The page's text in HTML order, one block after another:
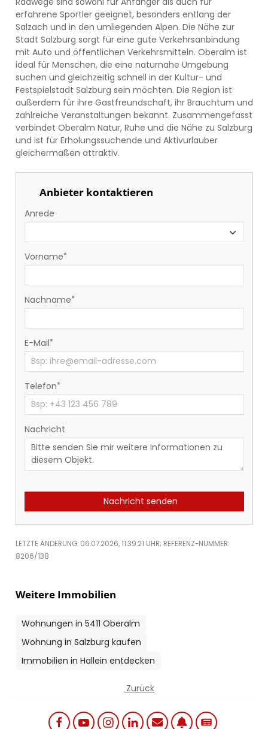
erfahrene Sportler geeignet, besonders entlang der
Salzach und in den umliegenden Alpen. Die Nähe zur
Stadt Salzburg sorgt für eine gute Verkehrsanbindung
mit Auto und öffentlichen Verkehrsmitteln. Oberalm ist
ideal für Menschen, die eine naturnahe Umgebung
suchen und gleichzeitig schnell in der Kultur- und
Festspielstadt Salzburg sein möchten. Die Region ist
außerdem für ihre Gastfreundschaft, ihr Brauchtum und
zahlreiche Veranstaltungen bekannt. Zusammengefasst
verbindet Oberalm Natur, Ruhe und die Nähe zu Salzburg
und ist für Erholungssuchende und Aktivurlauber
gleichermaßen attraktiv.
Anbieter kontaktieren
Anrede
Vorname
Nachname
E-Mail
Telefon
Nachricht
Nachricht senden
LETZTE ÄNDERUNG: 06.07.2026, 11:39:21 UHR; REFERENZ-NUMMER:
8206/138
Weitere Immobilien
Wohnungen in 5411 Oberalm
Wohnung in Salzburg kaufen
Immobilien in Hallein entdecken
Zurück
Social links menu